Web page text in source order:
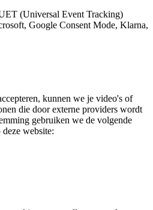
(Universal Event Tracking)
Google Consent Mode, Klarna,
kunnen we je video's of
die door externe providers wordt
gebruiken we de volgende
website: